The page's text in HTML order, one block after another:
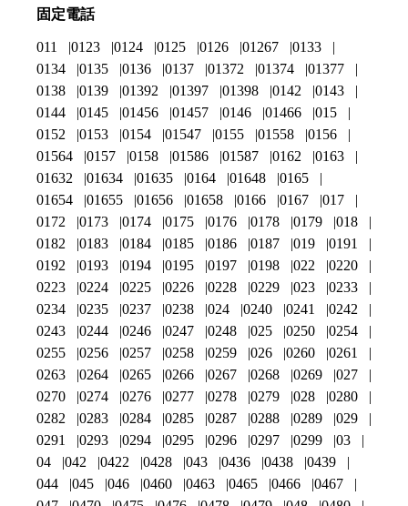
固定電話
011 0123 0124 0125 0126 01267
0133
0134
0135 0136 0137 01372 01374
01377
0138
0139 01392 01397 01398 0142
0143
0144
0145 01456 01457 0146 01466
015
0152
0153 0154 01547 0155 01558
0156
01564
0157 0158 01586 01587 0162
0163
01632
01634 01635 0164 01648
0165
01654
01655 01656 01658 0166 0167
017
0172
0173 0174 0175 0176 0178 0179
018
0182
0183 0184 0185 0186 0187 019
0191
0192
0193 0194 0195 0197 0198 022
0220
0223
0224 0225 0226 0228 0229 023
0233
0234
0235 0237 0238 024 0240 0241
0242
0243
0244 0246 0247 0248 025 0250
0254
0255
0256 0257 0258 0259 026 0260
0261
0263
0264 0265 0266 0267 0268 0269
027
0270
0274 0276 0277 0278 0279 028
0280
0282
0283 0284 0285 0287 0288 0289
029
0291
0293 0294 0295 0296 0297 0299
03
04
042 0422 0428 043 0436 0438
0439
044
045 046 0460 0463 0465 0466
0467